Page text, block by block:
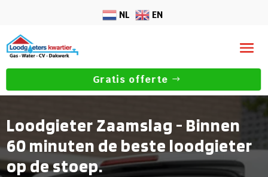
NL EN
Gratis offerte
Loodgieter Zaamslag - Binnen
60 minuten de beste loodgieter
op de stoep.